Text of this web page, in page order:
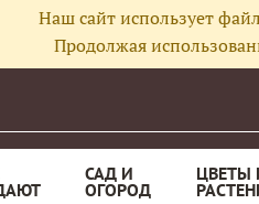
Наш сайт использует
Продолжая
САД И
ОГОРОД
ЦВЕТЫ